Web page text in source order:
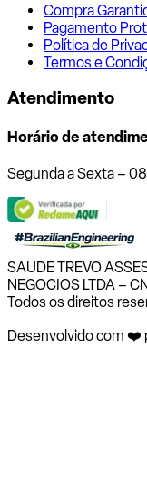
Compra
Pagamento
Política de
Termos e
Atendimento
Horário de
Segunda a Sexta –
SAUDE TREVO
NEGOCIOS LTDA –
Todos os direitos
Desenvolvido com ❤️